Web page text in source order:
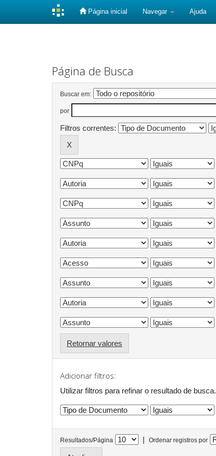
Página inicial Navegar Ajuda
Página de Busca
Buscar em:
por
Filtros correntes:
Retornar valores
Adicionar filtros:
Utilizar filtros para refinar o resultado de busca.
Resultados/Página | Ordenar registros por